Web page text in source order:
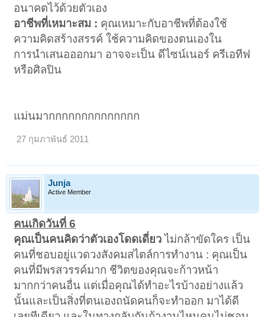
อนาคตไว้ด้วยตัวเอง
อาชีพที่เหมาะสม : คุณเหมาะกับอาชีพที่ต้องใช้
ความคิดสร้างสรรค์ ใช้ความคิดของตนเองใน
การนำเสนอออกมา อาจจะเป็น ดีไซน์เนอร์ ครีเอทีฟ
หรือศิลปิน
แม่นมากกกกกกกกกกกกกก
27 กุมภาพันธ์ 2011
Junja
Active Member
คนเกิดวันที่ 6
คุณเป็นคนคิดว่าตัวเองโดดเดี่ยวไม่กล้าขัดใคร เป็น
คนที่ชอบอยู่แวดวงสังคมสไตล์การทำงาน : คุณเป็น
คนที่มีพรสวรรค์มาก ชีวิตของคุณจะก้าวหน้า
มากกว่าคนอื่น แต่เมื่อคุณได้ทำอะไรบ้างอย่างแล้ว
นั้นและเป็นสิ่งที่ตนเองถนัดคนก็จะทำออก มาได้ดี